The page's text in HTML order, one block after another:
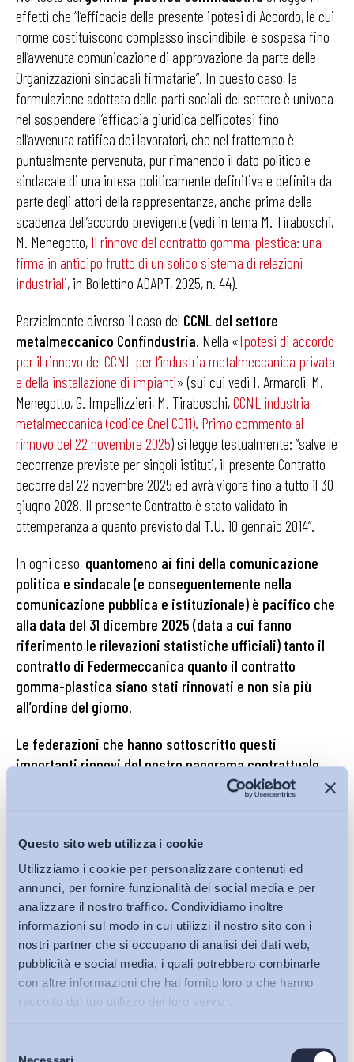
Questo sito web utilizza i cookie
Utilizziamo i cookie per personalizzare contenuti ed
annunci, per fornire funzionalità dei social media e per
analizzare il nostro traffico. Condividiamo inoltre
informazioni sul modo in cui utilizzi il nostro sito con i
nostri partner che si occupano di analisi dei dati web,
pubblicità e social media, i quali potrebbero combinarle
con altre informazioni che hai fornito loro o che hanno
raccolto dal tuo utilizzo dei loro servizi.
Bollettini ADAPT
effetti che “l’efficacia della presente ipotesi di Accordo, le cui
norme costituiscono complesso inscindibile, è sospesa fino
all’avvenuta comunicazione di approvazione da parte delle
Organizzazioni sindacali firmatarie”. In questo caso, la
formulazione adottata dalle parti sociali del settore è univoca
nel sospendere l’efficacia giuridica dell’ipotesi fino
all’avvenuta ratifica dei lavoratori, che nel frattempo è
puntualmente pervenuta, pur rimanendo il dato politico e
sindacale di una intesa politicamente definitiva e definita da
parte degli attori della rappresentanza, anche prima della
scadenza dell’accordo previgente (vedi in tema M. Tiraboschi,
M. Menegotto, Il rinnovo del contratto gomma-plastica: una
firma in anticipo frutto di un solido sistema di relazioni
industriali, in Bollettino ADAPT, 2025, n. 44).
Parzialmente diverso il caso del CCNL del settore
metalmeccanico Confindustria. Nella «Ipotesi di accordo
per il rinnovo del CCNL per l’industria metalmeccanica privata
e della installazione di impianti» (sui cui vedi I. Armaroli, M.
Menegotto, G. Impellizzieri, M. Tiraboschi,CCNL industria
metalmeccanica (codice Cnel C011). Primo commento al
rinnovo del 22 novembre 2025) si legge testualmente: “salve le
decorrenze previste per singoli istituti, il presente Contratto
decorre dal 22 novembre 2025 ed avrà vigore fino a tutto il 30
giugno 2028. Il presente Contratto è stato validato in
ottemperanza a quanto previsto dal T.U. 10 gennaio 2014”.
In ogni caso, quantomeno ai fini della comunicazione
politica e sindacale (e conseguentemente nella
comunicazione pubblica e istituzionale) è pacifico che
alla data del 31 dicembre 2025 (data a cui fanno
riferimento le rilevazioni statistiche ufficiali) tanto il
contratto di Federmeccanica quanto il contratto
gomma-plastica siano stati rinnovati e non sia più
all’ordine del giorno.
Le federazioni che hanno sottoscritto questi
importanti rinnovi del nostro panorama contrattuale
non hanno semplicemente potuto dare comunicazione
formale alle istituzioni pubbliche interessate
Da qui tutti a parlare, rispetto alla questione salariale,
dell’annoso problema dei ritardi nei rinnovi contrattuali
alimentando una problematica che, invero, assume
marginale rispetto alla grave questione salariareche
giustamente riemerge con continuità (ma con pochi
contributi costruttivi alla soluzione del problema) nel dibattito
pubblico e nel confronto tra forze politiche e sociali.